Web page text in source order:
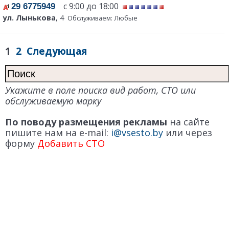
29 6775949 с 9:00 до 18:00
ул. Лынькова, 4 Обслуживаем: Любые
1 2 Следующая
Укажите в поле поиска вид работ, СТО или
обслуживаемую марку
По поводу размещения рекламы на сайте
пишите нам на e-mail: i@vsesto.by или через
форму Добавить СТО